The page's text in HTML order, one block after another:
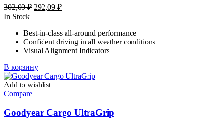
302,09₽ Первоначальная
302,09 ₽.
292,09 ₽Текущая
In Stock
Best-in-class all-around performance
Confident driving in all weather conditions
Visual Alignment Indicators
В корзину
Add to wishlist
Compare
Goodyear Cargo UltraGrip